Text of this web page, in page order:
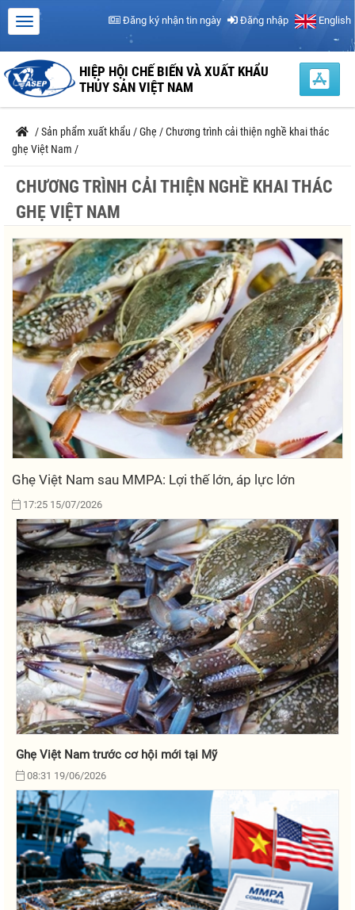
Đăng ký nhận tin ngày Đăng nhập English
HIỆP HỘI CHẾ BIẾN VÀ XUẤT KHẨU
THỦY SẢN VIỆT NAM
/Sản phẩm xuất khẩu /Ghẹ /Chương trình cải thiện nghề khai thác
ghẹ Việt Nam /
CHƯƠNG TRÌNH CẢI THIỆN NGHỀ KHAI THÁC
GHẸ VIỆT NAM
Ghẹ Việt Nam sau MMPA: Lợi thế lớn, áp lực lớn
17:25 15/07/2026
Ghẹ Việt Nam trước cơ hội mới tại Mỹ
08:31 19/06/2026